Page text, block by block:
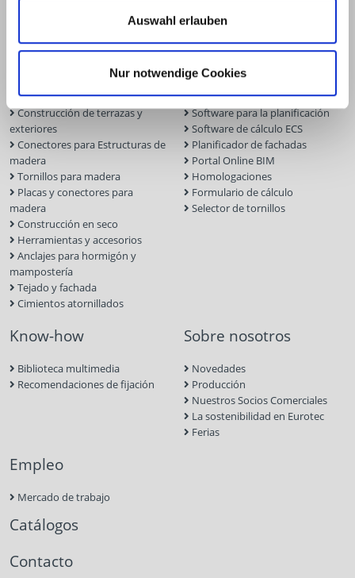
Auswahl erlauben
Nur notwendige Cookies
Construcción de terrazas y
exteriores
Conectores para Estructuras de
madera
Tornillos para madera
Placas y conectores para
madera
Construcción en seco
Herramientas y accesorios
Anclajes para hormigón y
mampostería
Tejado y fachada
Cimientos atornillados
Servicio
Software para la planificación
Software de cálculo ECS
Planificador de fachadas
Portal Online BIM
Homologaciones
Formulario de cálculo
Selector de tornillos
Know-how
Biblioteca multimedia
Recomendaciones de fijación
Sobre nosotros
Novedades
Producción
Nuestros Socios Comerciales
La sostenibilidad en Eurotec
Ferias
Empleo
Mercado de trabajo
Catálogos
Contacto